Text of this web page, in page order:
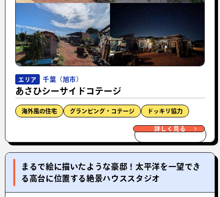
エリア 千葉（旭市）
あさひシーサイドコテージ
海外風の住宅 グランピング・コテージ ドッキリ協力
詳しく見る
まるで絵に描いたような豪邸！太平洋を一望でき
る高台に位置する絶景ハウススタジオ